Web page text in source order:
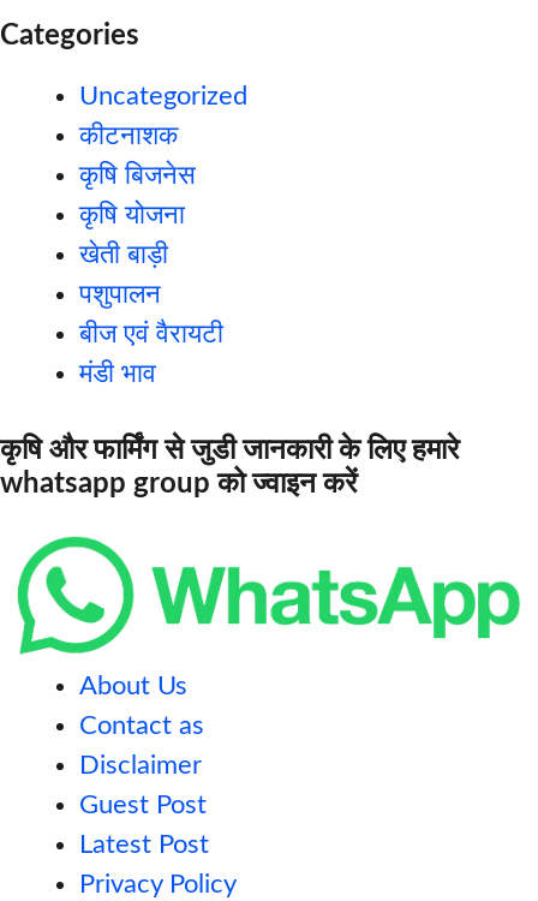
Categories
Uncategorized
कीटनाशक
कृषि बिजनेस
कृषि योजना
खेती बाड़ी
पशुपालन
बीज एवं वैरायटी
मंडी भाव
कृषि और फार्मिंग से जुडी जानकारी के लिए हमारे
whatsapp group को ज्वाइन करें
About Us
Contact as
Disclaimer
Guest Post
Latest Post
Privacy Policy